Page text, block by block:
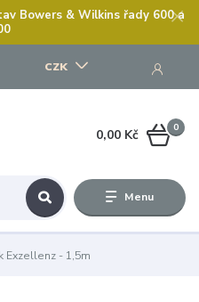
Bowers & Wilkins řady 600 a
Menu
CZK
0
0,00 Kč
Exzellenz - 1,5m